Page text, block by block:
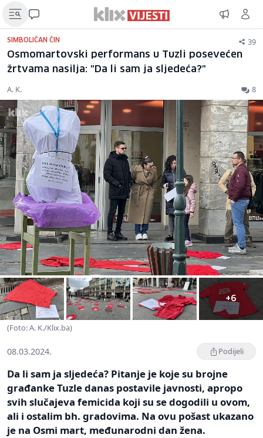
SIMBOLIČAN ČIN 39
Osmomartovski performans u Tuzli posevećen
žrtvama nasilja: "Da li sam ja sljedeća?"
A. K. 8
+6
(Foto: A. K./Klix.ba)
08.03.2024. Podijeli
Da li sam ja sljedeća? Pitanje je koje su brojne
građanke Tuzle danas postavile javnosti, apropo
svih slučajeva femicida koji su se dogodili u ovom,
ali i ostalim bh. gradovima. Na ovu pošast ukazano
je na Osmi mart, međunarodni dan žena.